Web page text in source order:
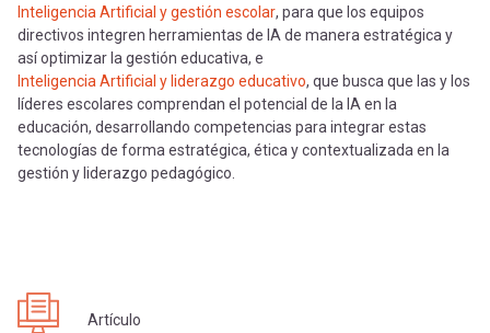
Inteligencia Artificial y gestión escolar, para que los equipos
directivos integren herramientas de IA de manera estratégica y
así optimizar la gestión educativa, e
Inteligencia Artificial y liderazgo educativo, que busca que las y los
líderes escolares comprendan el potencial de la IA en la
educación, desarrollando competencias para integrar estas
tecnologías de forma estratégica, ética y contextualizada en la
gestión y liderazgo pedagógico.
Artículo